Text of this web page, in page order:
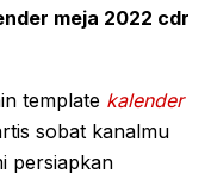
meja 2022 cdr
template kalender
sobat kanalmu
persiapkan